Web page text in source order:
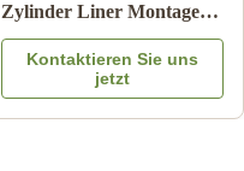
Zylinder Liner Montage
OEM Ersatz 3 Monate
Garantie
Kontaktieren Sie uns
jetzt